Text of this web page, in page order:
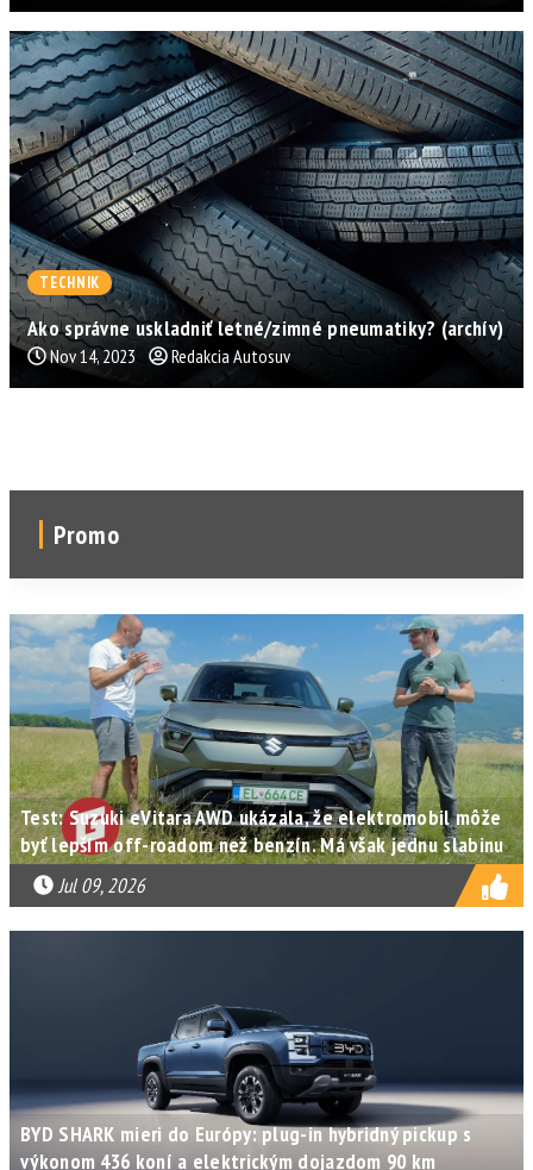
TECHNIK
Ako správne uskladniť letné/zimné pneumatiky? (archív)
Nov 14, 2023 Redakcia Autosuv
Promo
Test: Suzuki eVitara AWD ukázala, že elektromobil môže
byť lepším off-roadom než benzín. Má však jednu slabinu
Jul 09, 2026
BYD SHARK mieri do Európy: plug-in hybridný pickup s
výkonom 436 koní a elektrickým dojazdom 90 km